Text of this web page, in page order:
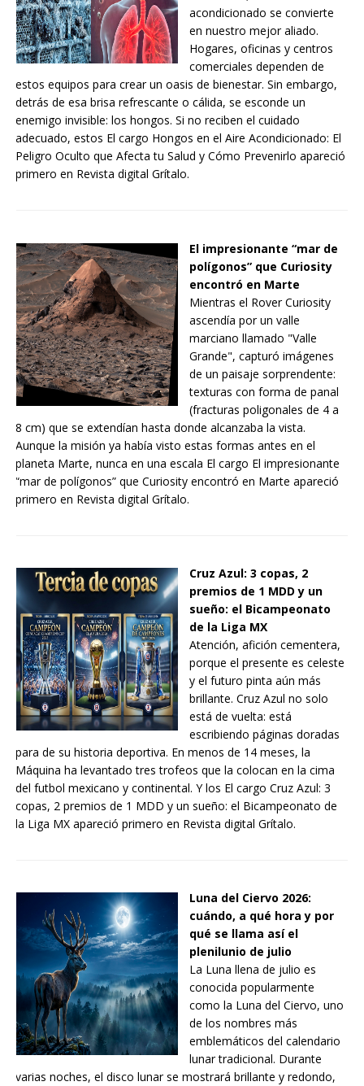
acondicionado se convierte
en nuestro mejor aliado.
Hogares, oficinas y centros
comerciales dependen de
estos equipos para crear un oasis de bienestar. Sin embargo,
detrás de esa brisa refrescante o cálida, se esconde un
enemigo invisible: los hongos. Si no reciben el cuidado
adecuado, estos El cargo Hongos en el Aire Acondicionado: El
Peligro Oculto que Afecta tu Salud y Cómo Prevenirlo apareció
primero en Revista digital Grítalo.
El impresionante “mar de
polígonos” que Curiosity
encontró en Marte
Mientras el Rover Curiosity
ascendía por un valle
marciano llamado "Valle
Grande", capturó imágenes
de un paisaje sorprendente:
texturas con forma de panal
(fracturas poligonales de 4 a
8 cm) que se extendían hasta donde alcanzaba la vista.
Aunque la misión ya había visto estas formas antes en el
planeta Marte, nunca en una escala El cargo El impresionante
“mar de polígonos” que Curiosity encontró en Marte apareció
primero en Revista digital Grítalo.
Cruz Azul: 3 copas, 2
premios de 1 MDD y un
sueño: el Bicampeonato
de la Liga MX
Atención, afición cementera,
porque el presente es celeste
y el futuro pinta aún más
brillante. Cruz Azul no solo
está de vuelta: está
escribiendo páginas doradas
para de su historia deportiva. En menos de 14 meses, la
Máquina ha levantado tres trofeos que la colocan en la cima
del futbol mexicano y continental. Y los El cargo Cruz Azul: 3
copas, 2 premios de 1 MDD y un sueño: el Bicampeonato de
la Liga MX apareció primero en Revista digital Grítalo.
Luna del Ciervo 2026:
cuándo, a qué hora y por
qué se llama así el
plenilunio de julio
La Luna llena de julio es
conocida popularmente
como la Luna del Ciervo, uno
de los nombres más
emblemáticos del calendario
lunar tradicional. Durante
varias noches, el disco lunar se mostrará brillante y redondo,